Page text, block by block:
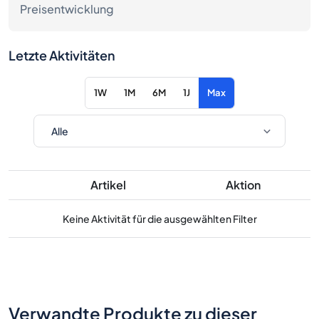
Preisentwicklung
Letzte Aktivitäten
1W 1M 6M 1J Max
Artikel Aktion
Keine Aktivität für die ausgewählten Filter
Verwandte Produkte zu dieser